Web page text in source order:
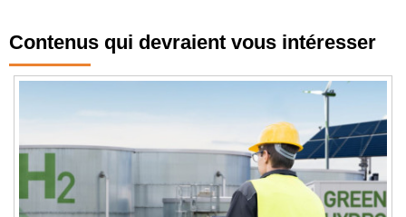
Contenus qui devraient vous intéresser